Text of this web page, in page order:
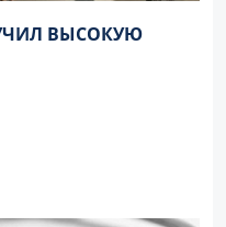
ВЫСОКУЮ